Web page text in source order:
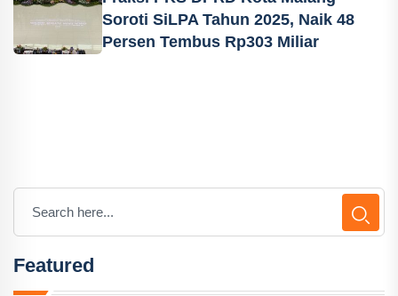
Soroti SiLPA Tahun 2025, Naik 48
Persen Tembus Rp303 Miliar
Featured